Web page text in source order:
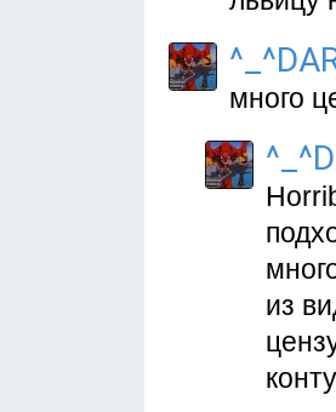
много
из